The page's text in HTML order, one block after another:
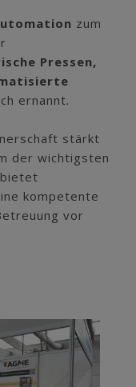
zum
Pressen,
ernannt.
stärkt
der wichtigsten
kompetente
vor